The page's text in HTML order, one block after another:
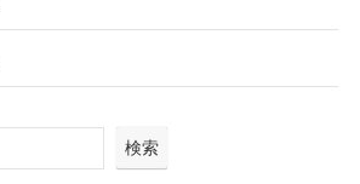
検索